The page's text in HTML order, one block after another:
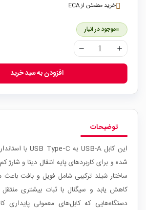
خرید مطمئن از ECA
موجود در انبار
remove add
افزودن به سبد خرید
توضیحات
شده و برای کاربردهای پایه انتقال دیتا و
ساختار شیلد ترکیبی شامل فویل و بافت
کاهش یابد و سیگنال با ثبات بیشتری
دستگاه‌هایی که کابل‌های معمولی پایداری